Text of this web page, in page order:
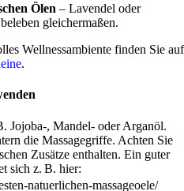
Ölen – Lavendel oder
gleichermaßen.
Wellnessambiente finden Sie auf
.
Jojoba-, Mandel- oder Arganöl.
die Massagegriffe. Achten Sie
Zusätze enthalten. Ein guter
sich z. B. hier:
natuerlichen-massageoele/